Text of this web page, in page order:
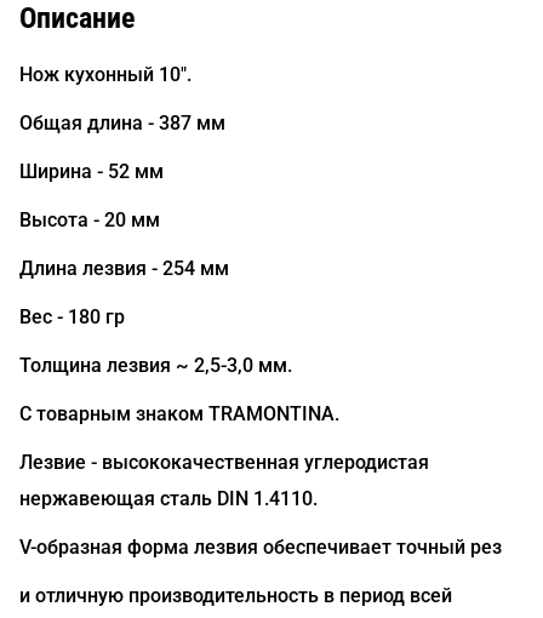
Описание
Нож кухонный 10".
Общая длина - 387 мм
Ширина - 52 мм
Высота - 20 мм
Длина лезвия - 254 мм
Вес - 180 гр
Толщина лезвия ~ 2,5-3,0 мм.
С товарным знаком TRAMONTINA.
Лезвие - высококачественная углеродистая
нержавеющая сталь DIN 1.4110.
V-образная форма лезвия обеспечивает точный рез
и отличную производительность в период всей